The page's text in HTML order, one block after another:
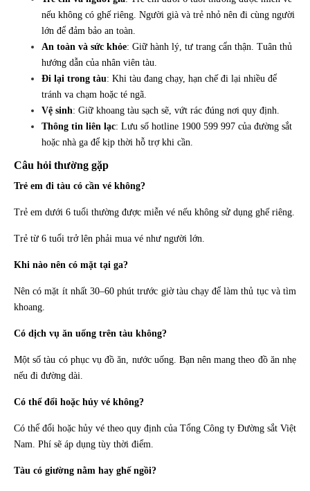
nếu không có ghế riêng. Người già và trẻ nhỏ nên đi cùng người
lớn để đảm bảo an toàn.
An toàn và sức khỏe: Giữ hành lý, tư trang cẩn thận. Tuân thủ
hướng dẫn của nhân viên tàu.
Đi lại trong tàu: Khi tàu đang chạy, hạn chế đi lại nhiều để
tránh va chạm hoặc té ngã.
Vệ sinh: Giữ khoang tàu sạch sẽ, vứt rác đúng nơi quy định.
Thông tin liên lạc: Lưu số hotline 1900 599 997 của đường sắt
hoặc nhà ga để kịp thời hỗ trợ khi cần.
Câu hỏi thường gặp
Trẻ em đi tàu có cần vé không?
Trẻ em dưới 6 tuổi thường được miễn vé nếu không sử dụng ghế riêng.
Trẻ từ 6 tuổi trở lên phải mua vé như người lớn.
Khi nào nên có mặt tại ga?
Nên có mặt ít nhất 30–60 phút trước giờ tàu chạy để làm thủ tục và tìm
khoang.
Có dịch vụ ăn uống trên tàu không?
Một số tàu có phục vụ đồ ăn, nước uống. Bạn nên mang theo đồ ăn nhẹ
nếu đi đường dài.
Có thể đổi hoặc hủy vé không?
Có thể đổi hoặc hủy vé theo quy định của Tổng Công ty Đường sắt Việt
Nam. Phí sẽ áp dụng tùy thời điểm.
Tàu có giường nằm hay ghế ngồi?